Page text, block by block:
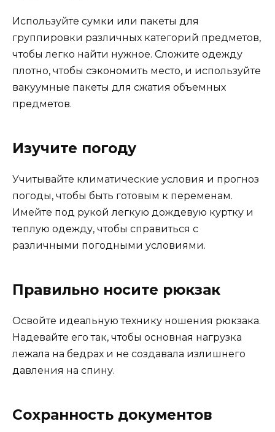
Используйте сумки или пакеты для
группировки различных категорий предметов,
чтобы легко найти нужное. Сложите одежду
плотно, чтобы сэкономить место, и используйте
вакуумные пакеты для сжатия объемных
предметов.
Изучите погоду
Учитывайте климатические условия и прогноз
погоды, чтобы быть готовым к переменам.
Имейте под рукой легкую дождевую куртку и
теплую одежду, чтобы справиться с
различными погодными условиями.
Правильно носите рюкзак
Освойте идеальную технику ношения рюкзака.
Надевайте его так, чтобы основная нагрузка
лежала на бедрах и не создавала излишнего
давления на спину.
Сохранность документов